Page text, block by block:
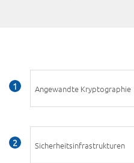
Angewandte Kryptographie
Sicherheitsinfrastrukturen